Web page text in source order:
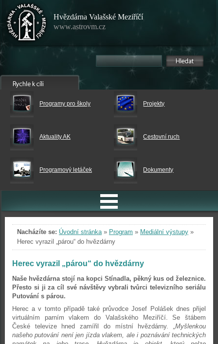
Hvězdárna Valašské Meziříčí
www.astrovm.cz
Programy pro školy Projekty
Aktuality AK Cestovní ruch
Programový letáček Dokumenty
Nacházíte se: Úvodní stránka» Program » Mediální výstupy »
Herec vyrazil „párou“ do hvězdárny
Herec vyrazil „párou“ do hvězdárny
Naše hvězdárna stojí na kopci Stínadla, pěkný kus od železnice.
Přesto si ji za cíl své návštěvy vybrali tvůrci televizního seriálu
Putování s párou.
Herec a v tomto případě také průvodce Josef Polášek dnes přijel
virtuálním parním vlakem do Valašského Meziříčí. Se štábem
České televize hned zamířil do místní hvězdárny. „Myšlenkou
našeho putování není jen jízda vlakem, ale i poznávání technických